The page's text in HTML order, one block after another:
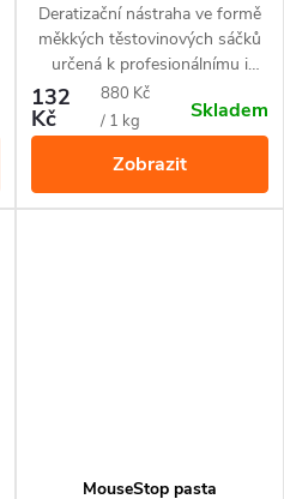
Deratizační nástraha ve formě
měkkých těstovinových sáčků
určená k profesionálnímu i
neprofesionálnímu použití.
132
Kč
Měrná
cena:
880 Kč
/ 1 kg
Skladem
Zobrazit
MouseStop pasta